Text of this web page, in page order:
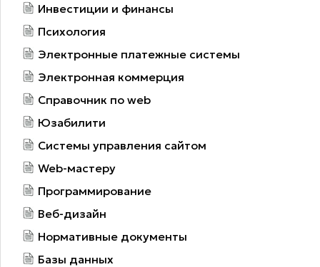
Инвестиции и финансы
Психология
Электронные платежные системы
Электронная коммерция
Справочник по web
Юзабилити
Системы управления сайтом
Web-мастеру
Программирование
Веб-дизайн
Нормативные документы
Базы данных